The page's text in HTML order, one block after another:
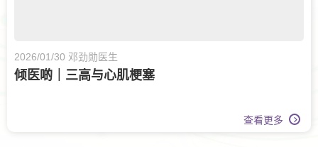
2026/01/30 邓劲勋医生
倾医啲｜三高与心肌梗塞
查看更多